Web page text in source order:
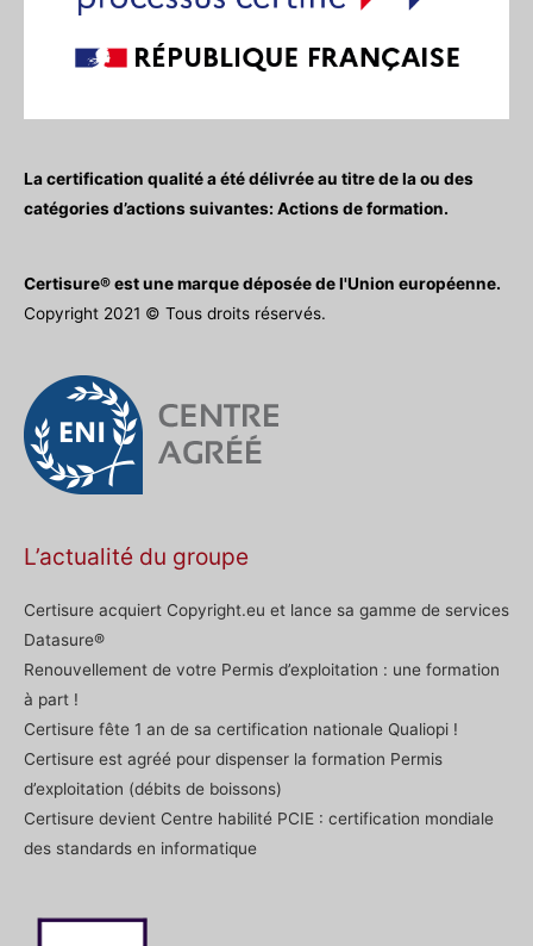
La certification qualité a été délivrée au titre de la ou des
catégories d’actions suivantes: Actions de formation.
Certisure® est une marque déposée de l'Union européenne.
Copyright 2021 © Tous droits réservés.
L’actualité du groupe
Certisure acquiert Copyright.eu et lance sa gamme de services
Datasure®
Renouvellement de votre Permis d’exploitation : une formation
à part !
Certisure fête 1 an de sa certification nationale Qualiopi !
Certisure est agréé pour dispenser la formation Permis
d’exploitation (débits de boissons)
Certisure devient Centre habilité PCIE : certification mondiale
des standards en informatique